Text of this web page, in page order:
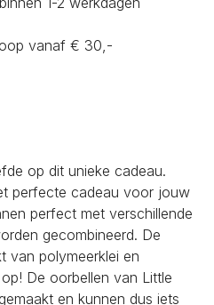
vanaf € 30,-
op dit unieke cadeau.
perfecte cadeau voor jouw
perfect met verschillende
gecombineerd. De
van polymeerklei en
De oorbellen van Little
en kunnen dus iets